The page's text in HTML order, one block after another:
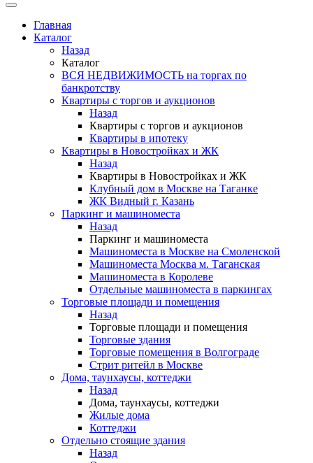
Главная
Каталог
Назад
Каталог
ВСЯ НЕДВИЖИМОСТЬ на торгах по
банкротству
Квартиры с торгов и аукционов
Назад
Квартиры с торгов и аукционов
Квартиры в ипотеку
Квартиры в Новостройках и ЖК
Назад
Квартиры в Новостройках и ЖК
Клубный дом в Москве на Таганке
ЖК Видный г. Казань
Паркинг и машиноместа
Назад
Паркинг и машиноместа
Машиноместа в Москве на Смоленской
Машиноместа Москва м. Таганская
Машиноместа в Королеве
Отдельные машиноместа в паркингах
Торговые площади и помещения
Назад
Торговые площади и помещения
Торговые здания
Торговые помещения в Волгограде
Стрит ритейл в Москве
Дома, таунхаусы, коттеджи
Назад
Дома, таунхаусы, коттеджи
Жилые дома
Коттеджи
Отдельно стоящие здания
Назад